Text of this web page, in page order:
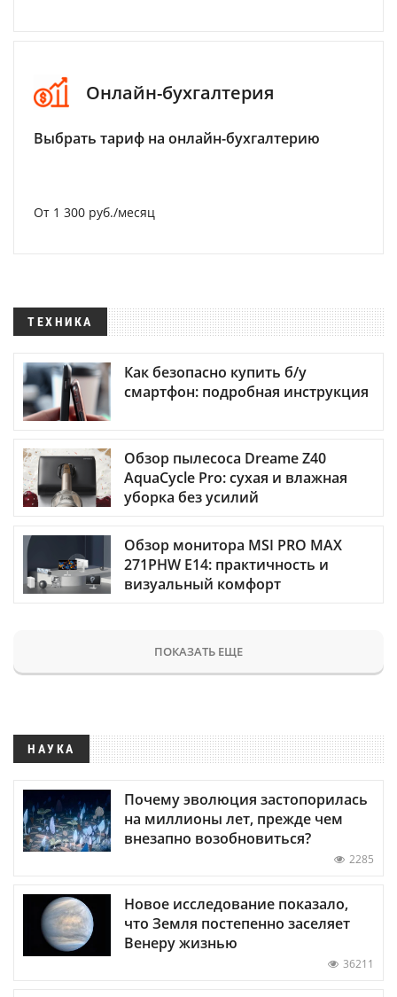
Онлайн-бухгалтерия
Выбрать тариф на онлайн-бухгалтерию
От 1 300 руб./месяц
ТЕХНИКА
Как безопасно купить б/у
смартфон: подробная инструкция
Обзор пылесоса Dreame Z40
AquaCycle Pro: сухая и влажная
уборка без усилий
Обзор монитора MSI PRO MAX
271PHW E14: практичность и
визуальный комфорт
ПОКАЗАТЬ ЕЩЕ
НАУКА
Почему эволюция застопорилась
на миллионы лет, прежде чем
внезапно возобновиться?
2285
Новое исследование показало,
что Земля постепенно заселяет
Венеру жизнью
36211